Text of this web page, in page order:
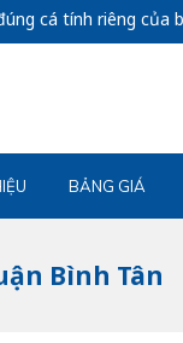
tính riêng của bạn....
BẢNG GIÁ
Bình Tân